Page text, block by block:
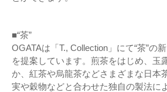
■“茶”
OGATAは「T., Collection」にて“茶”の
を提案しています。煎茶をはじめ、玉
か、紅茶や烏龍茶などさまざまな日本
実や穀物などと合わせた独自の製法に